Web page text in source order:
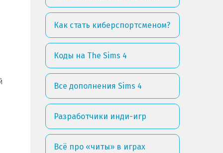
Как стать киберспортсменом?
Коды на The Sims 4
Все дополнения Sims 4
Разработчики инди-игр
Всё про «читы» в играх